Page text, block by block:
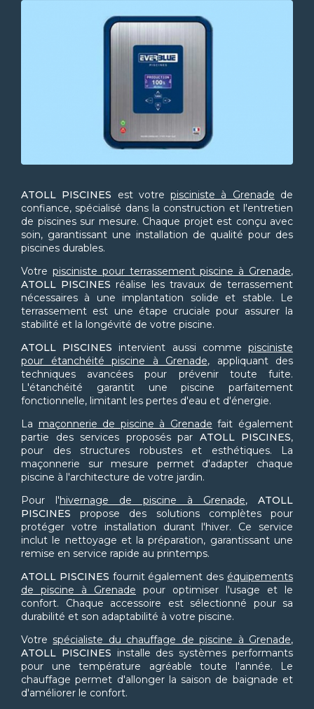
ATOLL PISCINES est votrepisciniste à Grenade de
confiance, spécialisé dans la construction et l'entretien
de piscines sur mesure. Chaque projet est conçu avec
soin, garantissant une installation de qualité pour des
piscines durables.
Votre pisciniste pour terrassement piscine à Grenade,
ATOLL PISCINES réalise les travaux de terrassement
nécessaires à une implantation solide et stable. Le
terrassement est une étape cruciale pour assurer la
stabilité et la longévité de votre piscine.
ATOLL PISCINES intervient aussi commepisciniste
pour étanchéité piscine à Grenade, appliquant des
techniques avancées pour prévenir toute fuite.
L'étanchéité garantit une piscine parfaitement
fonctionnelle, limitant les pertes d'eau et d'énergie.
La maçonnerie de piscine à Grenade fait également
partie des services proposés par ATOLL PISCINES,
pour des structures robustes et esthétiques. La
maçonnerie sur mesure permet d'adapter chaque
piscine à l'architecture de votre jardin.
Pour l'hivernage de piscine à Grenade,ATOLL
PISCINES propose des solutions complètes pour
protéger votre installation durant l'hiver. Ce service
inclut le nettoyage et la préparation, garantissant une
remise en service rapide au printemps.
ATOLL PISCINES fournit également des équipements
de piscine à Grenade pour optimiser l'usage et le
confort. Chaque accessoire est sélectionné pour sa
durabilité et son adaptabilité à votre piscine.
Votre spécialiste du chauffage de piscine à Grenade,
ATOLL PISCINES installe des systèmes performants
pour une température agréable toute l'année. Le
chauffage permet d'allonger la saison de baignade et
d'améliorer le confort.